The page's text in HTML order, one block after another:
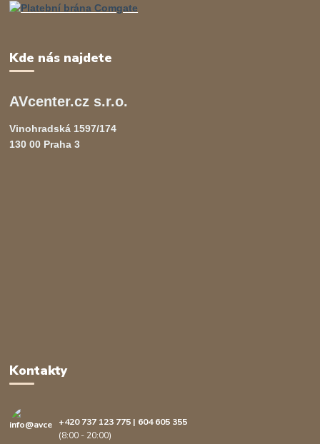
Kde nás najdete
AVcenter.cz s.r.o.
Vinohradská 1597/174
130 00 Praha 3
Kontakty
+420 737 123 775 | 604 605 355
(8:00 - 20:00)